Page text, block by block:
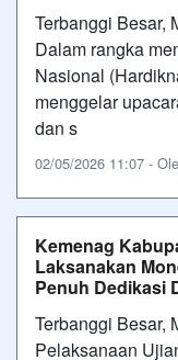
Terbanggi Besar,
Dalam rangka
Nasional
menggelar
dan s
02/05/2026 11:07 -
Kemenag
Laksanakan
Penuh Dedikasi
Terbanggi Besar,
Pelaksanaan